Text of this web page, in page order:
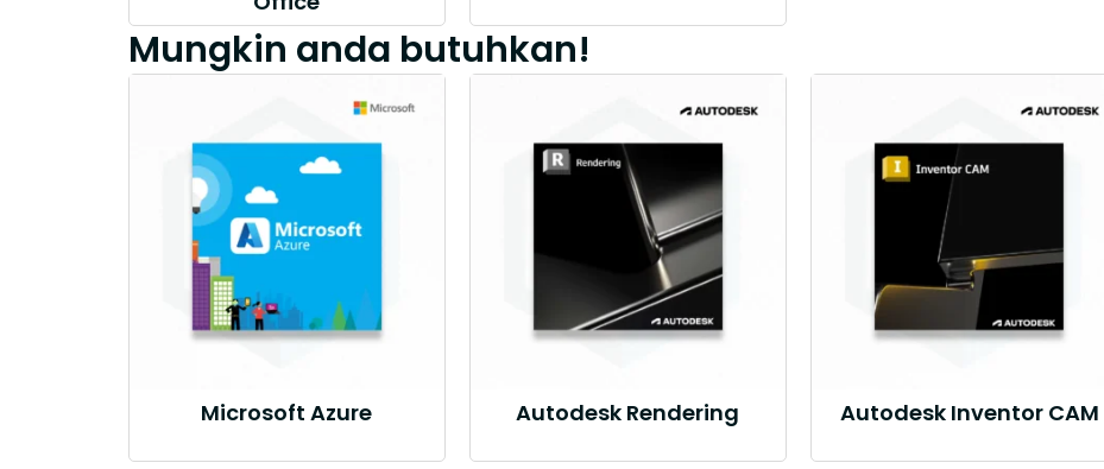
Mungkin anda butuhkan!
Microsoft Azure Autodesk Rendering Autodesk Inventor CAM